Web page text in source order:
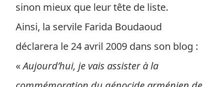
sinon mieux que leur tête de liste.
Ainsi, la servile Farida Boudaoud
déclarera le 24 avril 2009 dans son blog :
«Aujourd’hui, je vais assister à la